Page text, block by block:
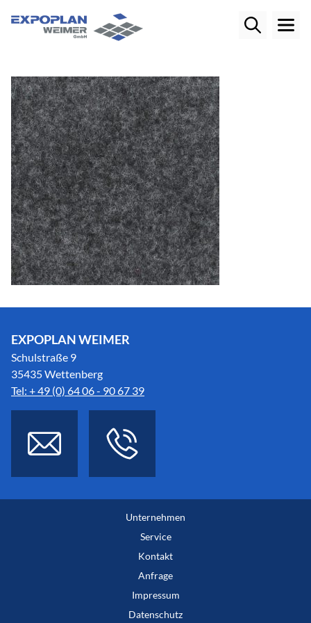
EXPOPLAN WEIMER
Schulstraße 9
35435 Wettenberg
Tel: + 49 (0) 64 06 - 90 67 39
Unternehmen
Service
Kontakt
Anfrage
Impressum
Datenschutz